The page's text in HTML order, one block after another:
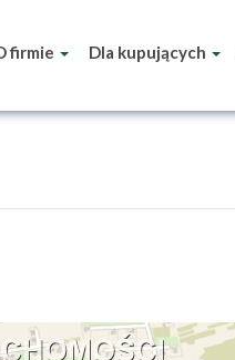
firmie Dla kupujących